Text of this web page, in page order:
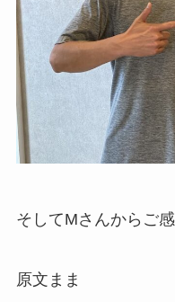
そしてMさんからご
原文まま